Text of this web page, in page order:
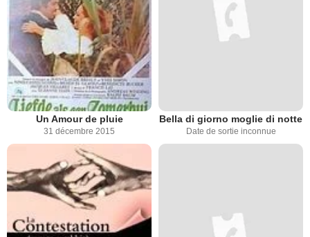
Un Amour de pluie
31 décembre 2015
Bella di giorno moglie di notte
Date de sortie inconnue